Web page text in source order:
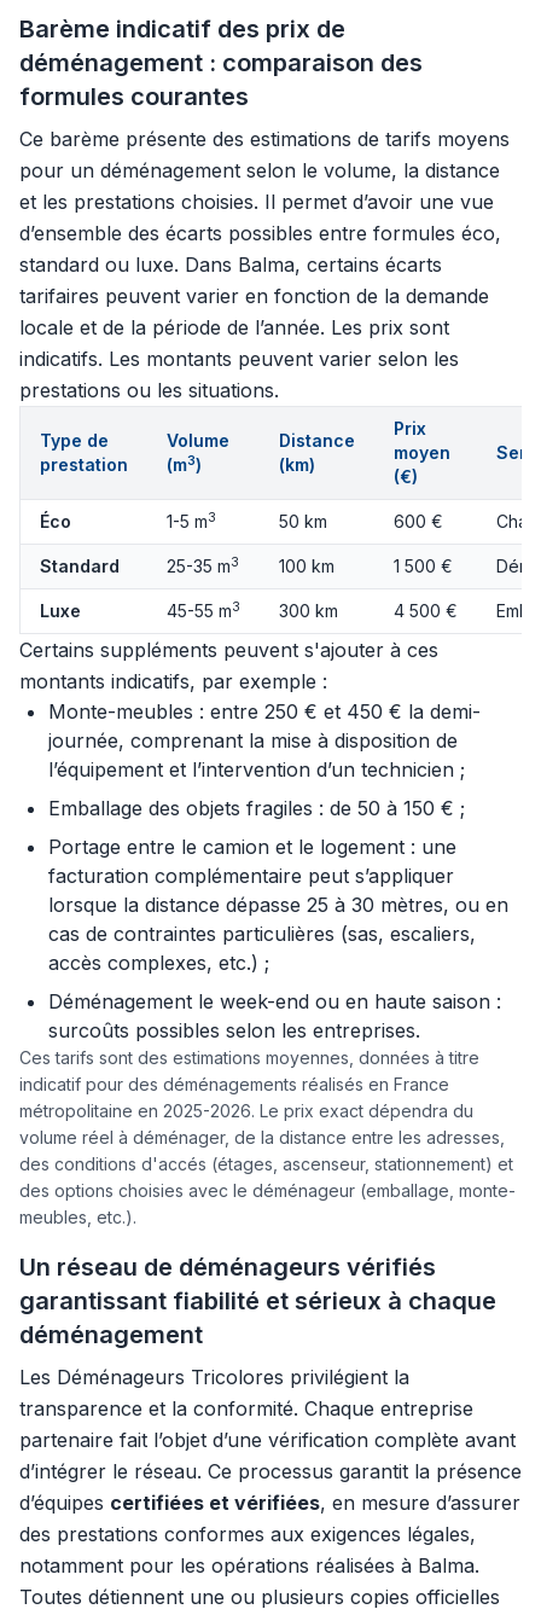
Barème indicatif des prix de
déménagement : comparaison des
formules courantes
Ce barème présente des estimations de tarifs moyens
pour un déménagement selon le volume, la distance
et les prestations choisies. Il permet d’avoir une vue
d’ensemble des écarts possibles entre formules éco,
standard ou luxe. Dans Balma, certains écarts
tarifaires peuvent varier en fonction de la demande
locale et de la période de l’année. Les prix sont
indicatifs. Les montants peuvent varier selon les
prestations ou les situations.
Type de
prestation
Volume
(m3)
Distance
(km)
Prix
moyen
(€)
Éco 1-5 m3 50 km 600 €
Standard 25-35 m3 100 km 1 500 €
Luxe 45-55 m3 300 km 4 500 €
Certains suppléments peuvent s'ajouter à ces
montants indicatifs, par exemple :
Monte-meubles : entre 250 € et 450 € la demi-
journée, comprenant la mise à disposition de
l’équipement et l’intervention d’un technicien ;
Emballage des objets fragiles : de 50 à 150 € ;
Portage entre le camion et le logement : une
facturation complémentaire peut s’appliquer
lorsque la distance dépasse 25 à 30 mètres, ou en
cas de contraintes particulières (sas, escaliers,
accès complexes, etc.) ;
Déménagement le week-end ou en haute saison :
surcoûts possibles selon les entreprises.
Ces tarifs sont des estimations moyennes, données à titre
indicatif pour des déménagements réalisés en France
métropolitaine en 2025-2026. Le prix exact dépendra du
volume réel à déménager, de la distance entre les adresses,
des conditions d'accés (étages, ascenseur, stationnement) et
des options choisies avec le déménageur (emballage, monte-
meubles, etc.).
Un réseau de déménageurs vérifiés
garantissant fiabilité et sérieux à chaque
déménagement
Les Déménageurs Tricolores privilégient la
transparence et la conformité. Chaque entreprise
partenaire fait l’objet d’une vérification complète avant
d’intégrer le réseau. Ce processus garantit la présence
d’équipes certifiées et vérifiées, en mesure d’assurer
des prestations conformes aux exigences légales,
notamment pour les opérations réalisées à Balma.
Toutes détiennent une ou plusieurs copies officielles